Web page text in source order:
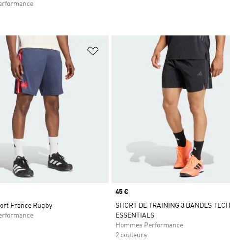
de produits favoris Ajouter à la Liste de produits favoris
France Rugby
Prix
45 €
SHORT DE TRAINING 3 BANDES TECH
ESSENTIALS
Hommes Performance
2 couleurs